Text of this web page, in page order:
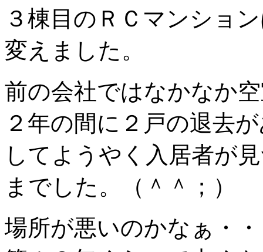
３棟目のＲＣマンショ
変えました。
前の会社ではなかなか
２年の間に２戸の退去
してようやく入居者が
までした。（＾＾；）
場所が悪いのかなぁ・